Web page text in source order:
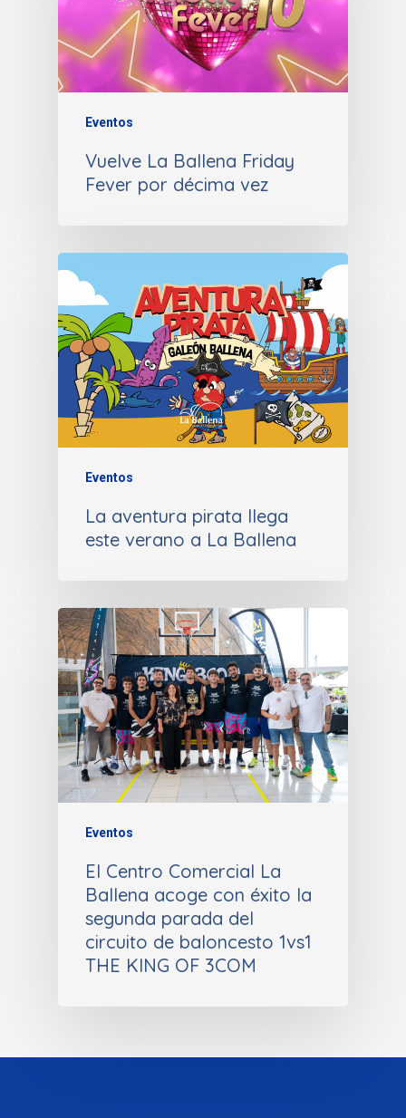
Eventos
Vuelve La Ballena Friday
Fever por décima vez
Eventos
La aventura pirata llega
este verano a La Ballena
Eventos
El Centro Comercial La
Ballena acoge con éxito la
segunda parada del
circuito de baloncesto 1vs1
THE KING OF 3COM